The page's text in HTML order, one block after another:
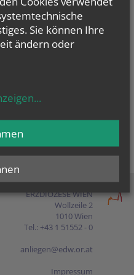
Presse
Shop
ERZDIÖZESE WIEN
Wollzeile 2
1010 Wien
Tel.: +43 1 51552 - 0
anliegen@edw.or.at
Impressum
Sie können Ihre
ändern oder
...